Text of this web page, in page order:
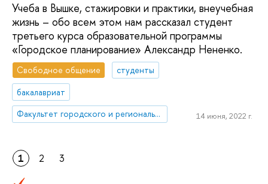
Учеба в Вышке, стажировки и практики, внеучебная
жизнь – обо всем этом нам рассказал студент
третьего курса образовательной программы
«Городское планирование» Александр Нененко.
Свободное общение
студенты
бакалавриат
Факультет городского и регионального развития
14 июня, 2022 г.
1 2 3